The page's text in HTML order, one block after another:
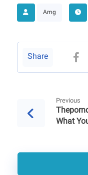
Amg
Previous
What